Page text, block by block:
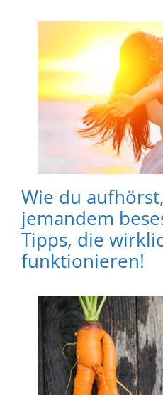
Wie du
jemandem
Tipps, die
funktionieren!